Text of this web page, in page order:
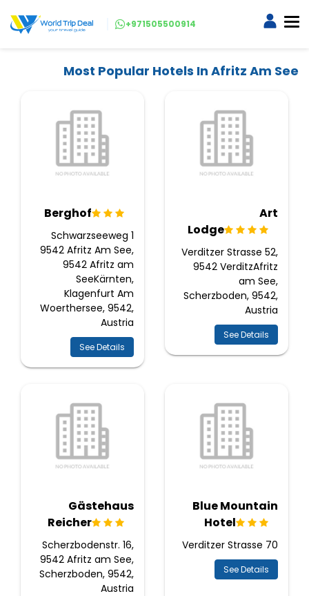
+971505500914
Most Popular Hotels In Afritz Am See
Art
Lodge
Verditzer Strasse 52,
9542 VerditzAfritz
am See,
Scherzboden, 9542,
Austria
See Details
Berghof
Schwarzseeweg 1
9542 Afritz Am See,
9542 Afritz am
SeeKärnten,
Klagenfurt Am
Woerthersee, 9542,
Austria
See Details
Blue Mountain
Hotel
Verditzer Strasse 70
See Details
Gästehaus
Reicher
Scherzbodenstr. 16,
9542 Afritz am See,
Scherzboden, 9542,
Austria